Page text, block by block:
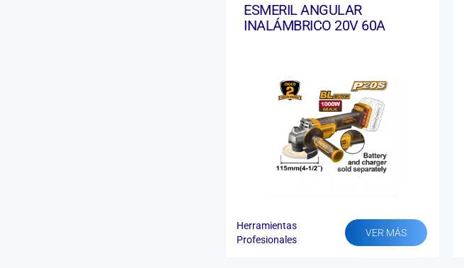
ESMERIL ANGULAR
INALÁMBRICO 20V 60A
Herramientas
Profesionales
VER MÁS